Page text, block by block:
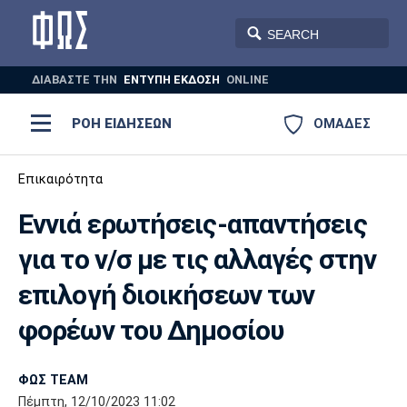
ΔΙΑΒΑΣΤΕ THN ΕΝΤΥΠΗ ΕΚΔΟΣΗ ONLINE
ΟΜΑΔΕΣ
ΡΟΗ ΕΙΔΗΣΕΩΝ
ΠΟΔΟΣΦΑΙΡΟ
ΒΟΛΕΪ ΠΟΛΟ ΣΠΟΡ
AUTO-MOTO PLUS
Ποδόσφαιρο
Super League 1
Super League 2
Γ Εθνική
Μπάσκετ
Ελλάδα
Εθνική
Ολυμπιακοί Αγώνες
Βόλεϊ
Ολυμπιακός ΑΕΚ ΠΑΟΚ
Επικαιρότητα
Εννιά ερωτήσεις-απαντήσεις
για το ν/σ με τις αλλαγές στην
επιλογή διοικήσεων των
φορέων του Δημοσίου
ΦΩΣ TEAM
Πέμπτη, 12/10/2023 11:02